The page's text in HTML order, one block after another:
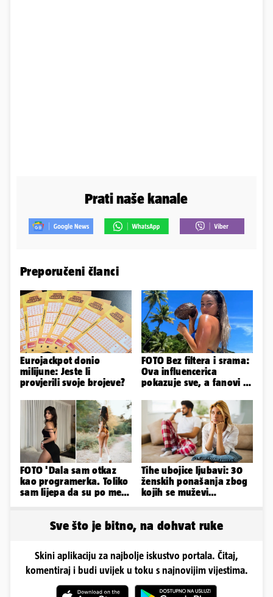
Prati naše kanale
Preporučeni članci
Eurojackpot donio
milijune: Jeste li
provjerili svoje brojeve?
FOTO Bez filtera i srama:
Ova influencerica
pokazuje sve, a fanovi je
FOTO 'Dala sam otkaz
kao programerka. Toliko
sam lijepa da su po meni
Tihe ubojice ljubavi: 30
ženskih ponašanja zbog
kojih se muževi
Sve što je bitno, na dohvat ruke
Skini aplikaciju za najbolje iskustvo portala. Čitaj,
komentiraj i budi uvijek u toku s najnovijim vijestima.